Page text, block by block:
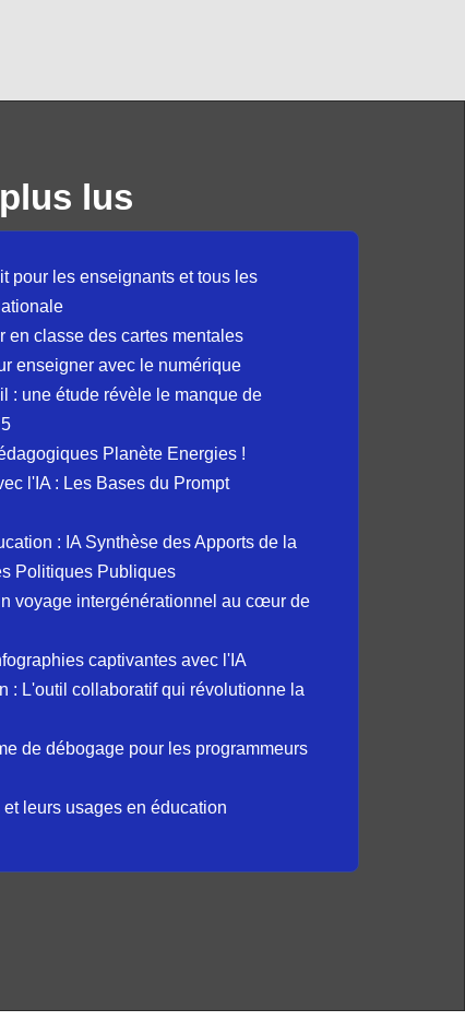
lus
pour les enseignants et tous les
en classe des cartes mentales
enseigner avec le numérique
: une étude révèle le manque de
Planète Energies !
l'IA : Les Bases du Prompt
: IA Synthèse des Apports de la
Politiques Publiques
voyage intergénérationnel au cœur de
captivantes avec l'IA
: L'outil collaboratif qui révolutionne la
de débogage pour les programmeurs
leurs usages en éducation